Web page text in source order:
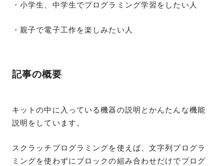
・小学生、中学生でプログラミング学習をしたい人
・親子で電子工作を楽しみたい人
記事の概要
キットの中に入っている機器の説明とかんたんな機能
説明をしています。
スクラッチプログラミングを使えば、文字列プログラ
ミングを使わずにブロックの組み合わせだけでプログ